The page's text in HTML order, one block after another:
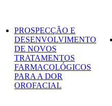
PROSPECÇÃO E
DESENVOLVIMENTO
DE NOVOS
TRATAMENTOS
FARMACOLÓGICOS
PARA A DOR
OROFACIAL